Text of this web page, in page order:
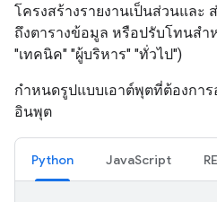
โครงสร้างรายงานเป็นส่วนและ
ถึงตารางข้อมูล หรือปรับโทนสำ
"เทคนิค" "ผู้บริหาร" "ทั่วไป")
กำหนดรูปแบบเอาต์พุตที่ต้องกา
อินพุต
Python JavaScript